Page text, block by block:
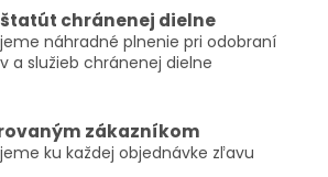
chránenej dielne
náhradné plnenie pri odobraní
a služieb chránenej dielne
zákazníkom
ku každej objednávke zľavu